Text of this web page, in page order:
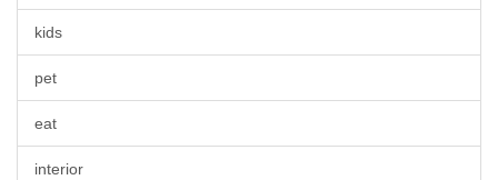
kids
pet
eat
interior